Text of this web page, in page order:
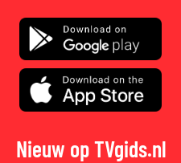
Nieuw op TVgids.nl